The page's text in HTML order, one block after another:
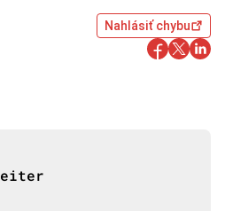
Nahlásiť chybu